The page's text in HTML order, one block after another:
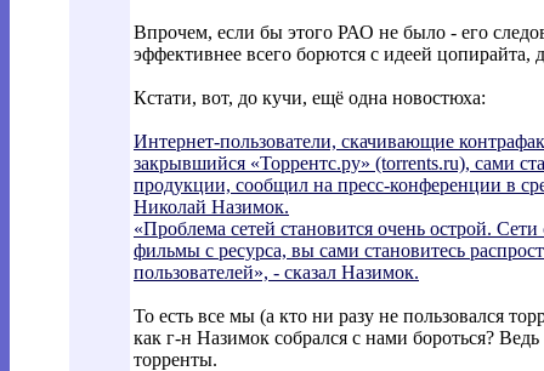
Впрочем, если бы этого РАО не было - его
эффективнее всего борются с идеей цопирайта,
Кстати, вот, до кучи, ещё одна новостюха:
Интернет-пользователи, скачивающие
закрывшийся «Торрентс.ру» (torrents.ru), сами
продукции, сообщил на пресс-конференции в
Николай Назимок.
«Проблема сетей становится очень острой.
фильмы с ресурса, вы сами становитесь
пользователей», - сказал Назимок.
То есть все мы (а кто ни разу не пользовался
как г-н Назимок собрался с нами бороться?
торренты.